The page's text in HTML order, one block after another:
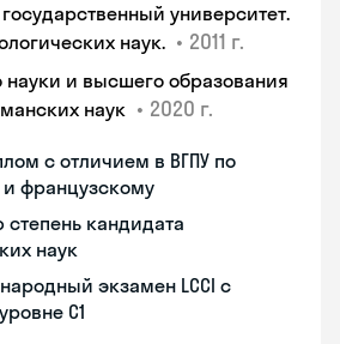
университет.
наук. • 2011 г.
науки и высшего образования
наук • 2020 г.
с отличием в ВГПУ по
французскому
степень кандидата
наук
экзамен LCCI с
C1